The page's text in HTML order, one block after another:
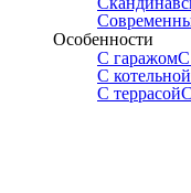
Особенности
С гаражомС
С котельной
С террасой